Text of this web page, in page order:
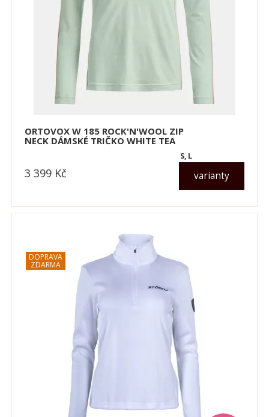
ORTOVOX W 185 ROCK'N'WOOL ZIP
NECK DÁMSKÉ TRIČKO WHITE TEA
varianty
S, L
3 399 Kč